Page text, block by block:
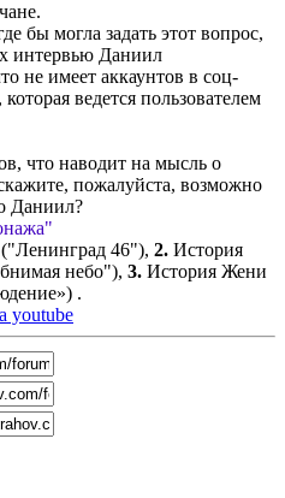
бы могла задать этот вопрос,
интервью Даниил
не имеет аккаунтов в соц-
ведется пользователем
что наводит на мысль о
пожалуйста, возможно
Даниил?
46"), 2. История
небо"), 3. История Жени
.
youtube